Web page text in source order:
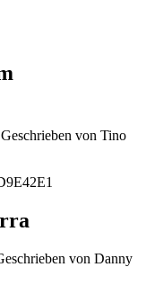
Geschrieben von Tino
von Danny